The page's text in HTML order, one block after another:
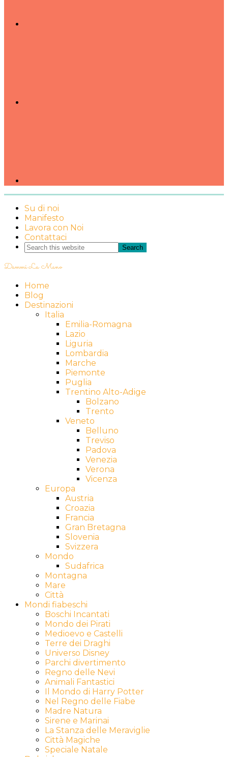
Su di noi
Manifesto
Lavora con Noi
Contattaci
Dammi La Mano
Home
Blog
Destinazioni
Italia
Emilia-Romagna
Lazio
Liguria
Lombardia
Marche
Piemonte
Puglia
Trentino Alto-Adige
Bolzano
Trento
Veneto
Belluno
Treviso
Padova
Venezia
Verona
Vicenza
Europa
Austria
Croazia
Francia
Gran Bretagna
Slovenia
Svizzera
Mondo
Sudafrica
Montagna
Mare
Città
Mondi fiabeschi
Boschi Incantati
Mondo dei Pirati
Medioevo e Castelli
Terre dei Draghi
Universo Disney
Parchi divertimento
Regno delle Nevi
Animali Fantastici
Il Mondo di Harry Potter
Nel Regno delle Fiabe
Madre Natura
Sirene e Marinai
La Stanza delle Meraviglie
Città Magiche
Speciale Natale